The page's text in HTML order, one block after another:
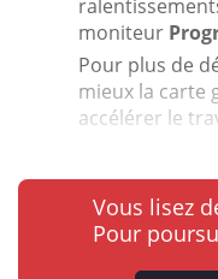
moniteur
Pour plus de
mieux la carte
accélérer le
Vous lisez
Pour